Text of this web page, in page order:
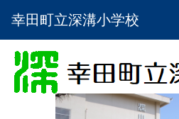
幸田町立深溝小学校